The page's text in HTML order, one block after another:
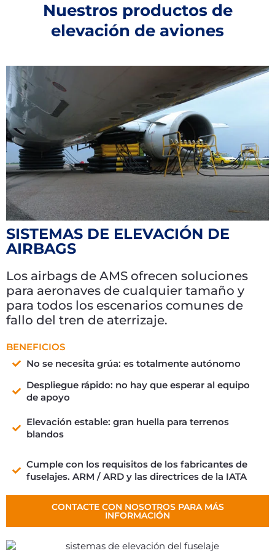
Nuestros productos de
elevación de aviones
SISTEMAS DE ELEVACIÓN DE
AIRBAGS
Los airbags de AMS ofrecen soluciones
para aeronaves de cualquier tamaño y
para todos los escenarios comunes de
fallo del tren de aterrizaje.
BENEFICIOS
No se necesita grúa: es totalmente autónomo
Despliegue rápido: no hay que esperar al equipo
de apoyo
Elevación estable: gran huella para terrenos
blandos
Cumple con los requisitos de los fabricantes de
fuselajes. ARM / ARD y las directrices de la IATA
CONTACTE CON NOSOTROS PARA MÁS
INFORMACIÓN